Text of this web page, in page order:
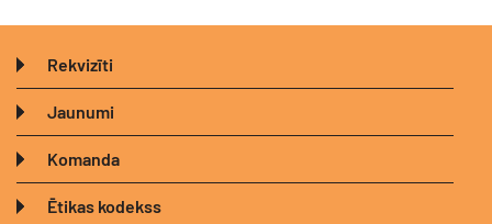
Rekvizīti
Jaunumi
Komanda
Ētikas kodekss